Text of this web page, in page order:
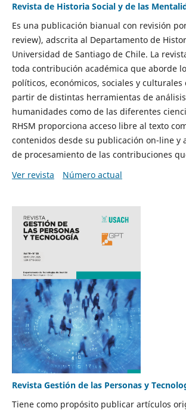
Revista de Historia Social y de las
Es una publicación bianual con revisión
review), adscrita al Departamento de
Universidad de Santiago de Chile. La
toda contribución académica que aborde
políticos, económicos, sociales y
partir de distintas herramientas de
humanidades como de las diferentes
RHSM proporciona acceso libre al texto
contenidos desde su publicación on-line y
de procesamiento de las contribuciones
Ver revista
Número actual
Revista Gestión de las Personas y
Tiene como propósito publicar artículos